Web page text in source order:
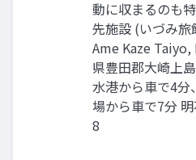
動に収まるのも
先施設 (いづみ
Ame Kaze
県豊⽥郡⼤崎上
⽔港から⾞で4分
場から⾞で7分
8